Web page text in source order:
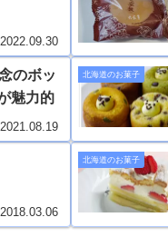
2022.09.30
のボッ
魅力的
2021.08.19
北海道のお菓子
2018.03.06
北海道のお菓子